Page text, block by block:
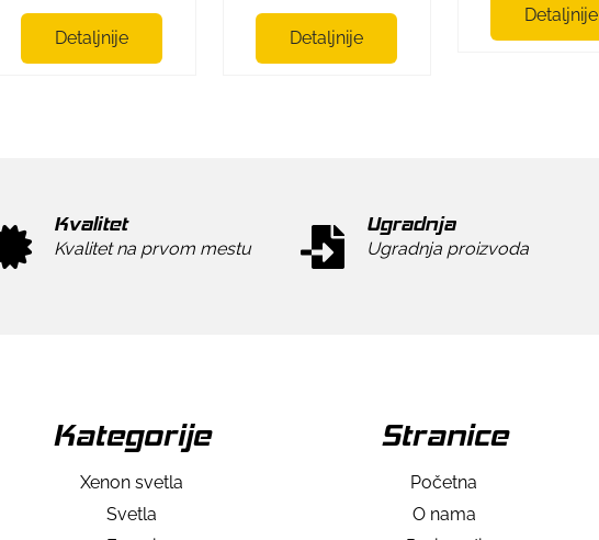
Detaljnije Detaljnije
Detaljnije
Kvalitet
Kvalitet na prvom mestu
Ugradnja
Ugradnja proizvoda
Kategorije
Xenon svetla
Svetla
Stranice
Početna
O nama